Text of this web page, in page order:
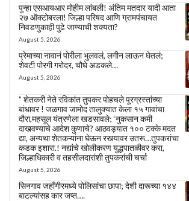
पुन्हा एसआयआर मोहीम लांबली! अंतिम मतदार यादी आता
२७ ऑक्टोबरला! जिल्हा परिषद आणि ग्रामपंचायत
निवडणुकाही पुढे जाण्याची शक्यता?
August 5, 2026
प्रेमाच्या नावानं पोरीला भुलवलं, लगीन लाऊन घेतलं;
शेवटी पोरगी गरोदर, चौघे अडकले…
August 5, 2026
” शेतकरी नेते रविकांत तुपकर पोहचले पूरग्रस्तांच्या
बांधावर ! जळगाव जामोद तालुक्यात केला १५ गावांचा
दौरा,महसूल यंत्रणेला खडसावले; ‘नुकसान कमी
दाखवण्याचे आदेश कुणाचे? आठवड्यात १०० टक्के मदत
द्या, अन्यथा शेतकऱ्यांना घेऊन रस्त्यावर उतरू…तुपकरांचा
कडक इशारा.! नद्यांचे खोलीकरण युद्धपातळीवर करा,
जिल्हाधिकारी व तहसीलदारांशी तुपकरांची चर्चा
August 5, 2026
सिनगाव जहाँगीरमध्ये पोलिसांचा छापा; देशी दारूच्या १४४
बाटल्यांसह कार जप्त….